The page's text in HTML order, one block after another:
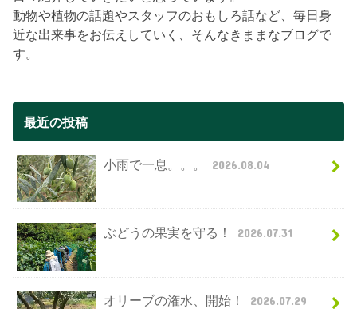
動物や植物の話題やスタッフのおもしろ話など、毎日身
近な出来事をお伝えしていく、そんなきままなブログで
す。
最近の投稿
小雨で一息。。。 2026.08.04
ぶどうの果実を守る！ 2026.07.31
オリーブの潅水、開始！ 2026.07.29